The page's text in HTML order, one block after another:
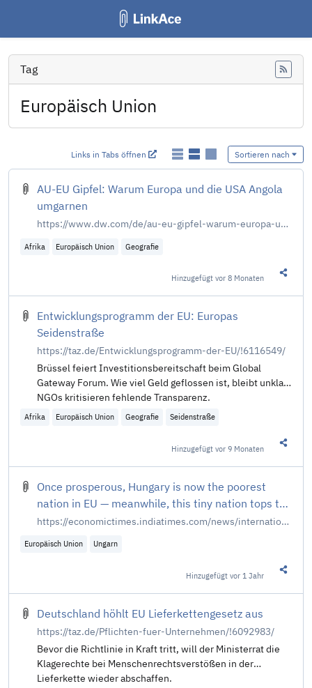
Tag
Europäisch Union
Links in Tabs öffnen Sortieren nach
AU-EU Gipfel: Warum Europa und die USA Angola
umgarnen
https://www.dw.com/de/au-eu-gipfel-warum-europa-und-die-usa-angola-umgarnen/a-74848849
Afrika Europäisch Union Geografie
Hinzugefügtvor 8 Monaten
Entwicklungsprogramm der EU: Europas
Seidenstraße
https://taz.de/Entwicklungsprogramm-der-EU/!6116549/
Brüssel feiert Investitionsbereitschaft beim Global
Gateway Forum. Wie viel Geld geflossen ist, bleibt unklar.
NGOs kritisieren fehlende Transparenz.
Afrika Europäisch Union Geografie Seidenstraße
Hinzugefügtvor 9 Monaten
Once prosperous, Hungary is now the poorest
nation in EU — meanwhile, this tiny nation tops the
wealth rankings
https://economictimes.indiatimes.com/news/international/us/once-prosperous-hungary-is-now-the-poorest-nation-in-eu-meanwhile-this-tiny-nation-tops-the-wealth-rankings/articleshow/121978907.cms
Europäisch Union Ungarn
Hinzugefügtvor 1 Jahr
Deutschland höhlt EU Lieferkettengesetz aus
https://taz.de/Pflichten-fuer-Unternehmen/!6092983/
Bevor die Richtlinie in Kraft tritt, will der Ministerrat die
Klagerechte bei Menschenrechtsverstößen in der
Lieferkette wieder abschaffen.